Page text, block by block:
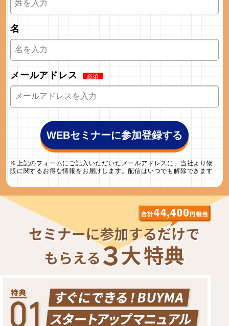
名
メールアドレス
WEBセミナーに参加登録する
※上記のフォームにご記入いただいたメールアドレスに、当社より物
販に関するお得な情報をお届けします。配信はいつでも解除できます